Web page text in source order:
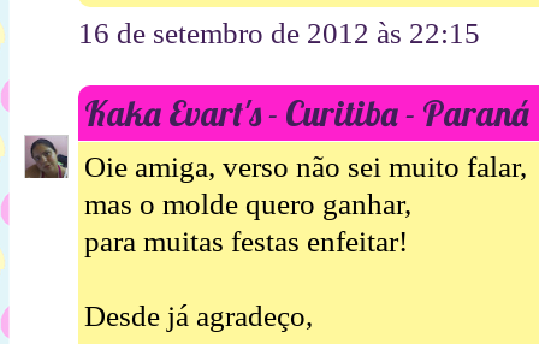
16 de setembro de 2012 às 22:15
Kaka Evart's - Curitiba - Paraná
Oie amiga, verso não sei muito falar,
mas o molde quero ganhar,
para muitas festas enfeitar!
Desde já agradeço,